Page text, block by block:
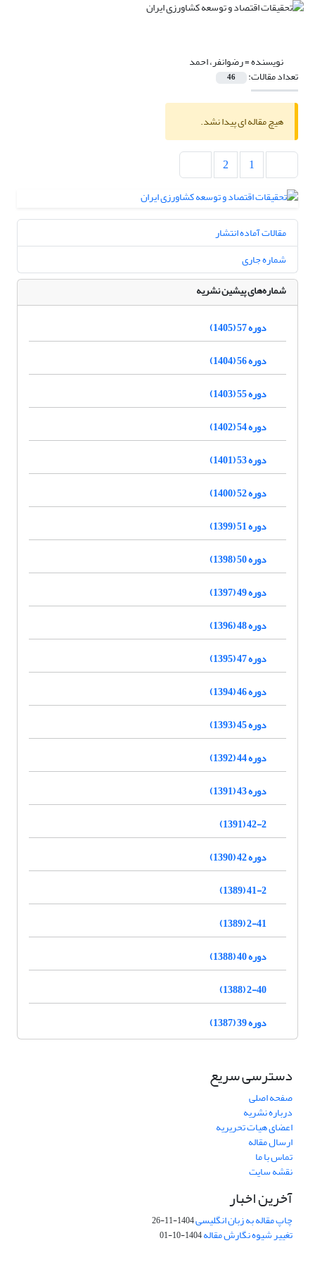
نویسنده =رضوانفر، احمد
تعداد مقالات: 46
هیچ مقاله ای پیدا نشد.
1
2
مقالات آماده انتشار
شماره جاری
شماره‌های پیشین نشریه
دوره 57 (1405)
دوره 56 (1404)
دوره 55 (1403)
دوره 54 (1402)
دوره 53 (1401)
دوره 52 (1400)
دوره 51 (1399)
دوره 50 (1398)
دوره 49 (1397)
دوره 48 (1396)
دوره 47 (1395)
دوره 46 (1394)
دوره 45 (1393)
دوره 44 (1392)
دوره 43 (1391)
42-2 (1391)
دوره 42 (1390)
41-2 (1389)
2-41 (1389)
دوره 40 (1388)
2-40 (1388)
دوره 39 (1387)
دسترسی سریع
صفحه اصلی
درباره نشریه
اعضای هیات تحریریه
ارسال مقاله
تماس با ما
نقشه سایت
آخرین اخبار
چاپ مقاله به زبان انگلیسی1404-11-26
تغییر شیوه نگارش مقاله1404-10-01